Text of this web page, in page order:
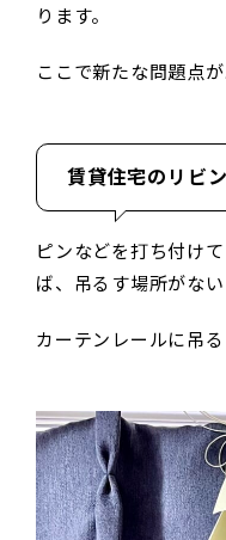
ります。
ここで新たな問題点
賃貸住宅のリビ
ピンなどを打ち付け
ば、吊るす場所がない
カーテンレールに吊